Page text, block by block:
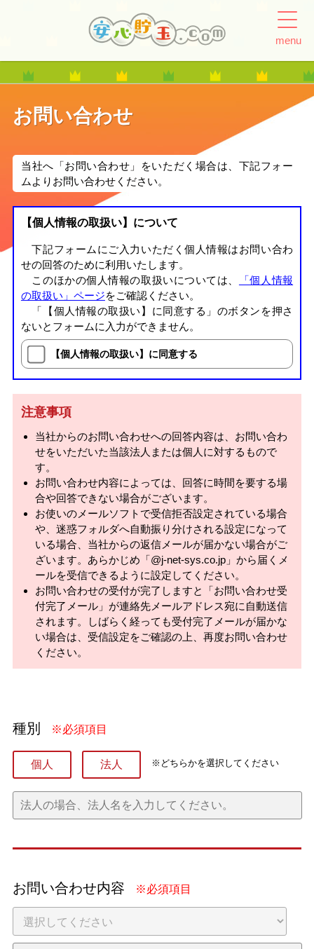
menu
お問い合わせ
当社へ「お問い合わせ」をいただく場合は、下記フォー
ムよりお問い合わせください。
【個人情報の取扱い】について
下記フォームにご入力いただく個人情報はお問い合わ
せの回答のために利用いたします。
このほかの個人情報の取扱いについては、
「個人情報
の取扱い」ページをご確認ください。
「【個人情報の取扱い】に同意する」のボタンを押さ
ないとフォームに入力ができません。
【個人情報の取扱い】に同意する
注意事項
当社からのお問い合わせへの回答内容は、お問い合わ
せをいただいた当該法人または個人に対するもので
す。
お問い合わせ内容によっては、回答に時間を要する場
合や回答できない場合がございます。
お使いのメールソフトで受信拒否設定されている場合
や、迷惑フォルダへ自動振り分けされる設定になって
いる場合、当社からの返信メールが届かない場合がご
ざいます。あらかじめ「@j-net-sys.co.jp」から届くメ
ールを受信できるように設定してください。
お問い合わせの受付が完了しますと「お問い合わせ受
付完了メール」が連絡先メールアドレス宛に自動送信
されます。しばらく経っても受付完了メールが届かな
い場合は、受信設定をご確認の上、再度お問い合わせ
ください。
種別 ※必須項目
個人 法人 ※どちらかを選択してください
お問い合わせ内容 ※必須項目